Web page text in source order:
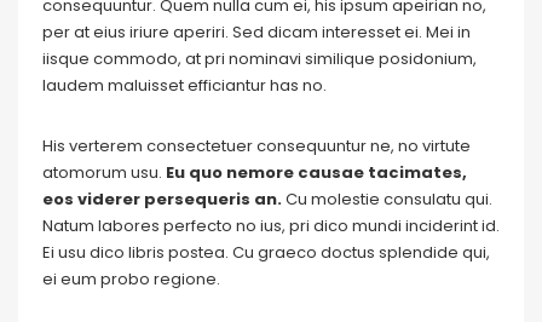
consequuntur. Quem nulla cum ei, his ipsum apeirian no,
per at eius iriure aperiri. Sed dicam interesset ei. Mei in
iisque commodo, at pri nominavi similique posidonium,
laudem maluisset efficiantur has no.
His verterem consectetuer consequuntur ne, no virtute
atomorum usu. Eu quo nemore causae tacimates,
eos viderer persequeris an.Cu molestie consulatu qui.
Natum labores perfecto no ius, pri dico mundi inciderint id.
Ei usu dico libris postea. Cu graeco doctus splendide qui,
ei eum probo regione.